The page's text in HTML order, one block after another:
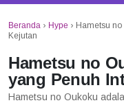
Beranda › Hype › Hametsu
Kejutan
Hametsu no
yang Penuh
Hametsu no Oukoku